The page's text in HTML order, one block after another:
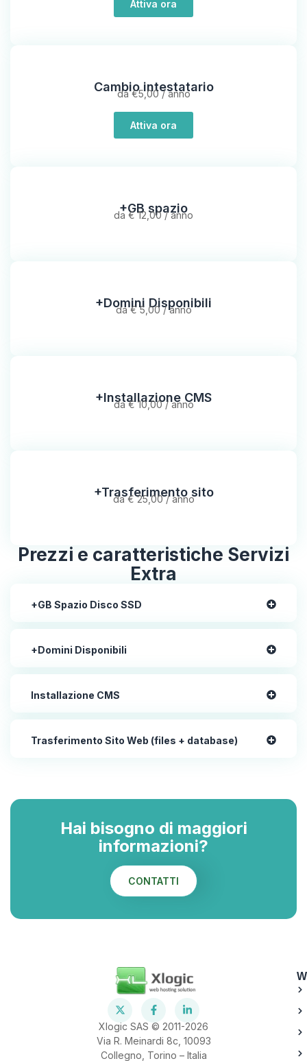
Attiva ora
Cambio intestatario
da €5,00 / anno
Attiva ora
+GB spazio
da € 12,00 / anno
+Domini Disponibili
da € 5,00 / anno
+Installazione CMS
da € 10,00 / anno
+Trasferimento sito
da € 25,00 / anno
Prezzi e caratteristiche Servizi
Extra
+GB Spazio Disco SSD
+Domini Disponibili
Installazione CMS
Trasferimento Sito Web (files + database)
Hai bisogno di maggiori
informazioni?
CONTATTI
Xlogic SAS © 2011-2026
Via R. Meinardi 8c, 10093
Collegno, Torino – Italia